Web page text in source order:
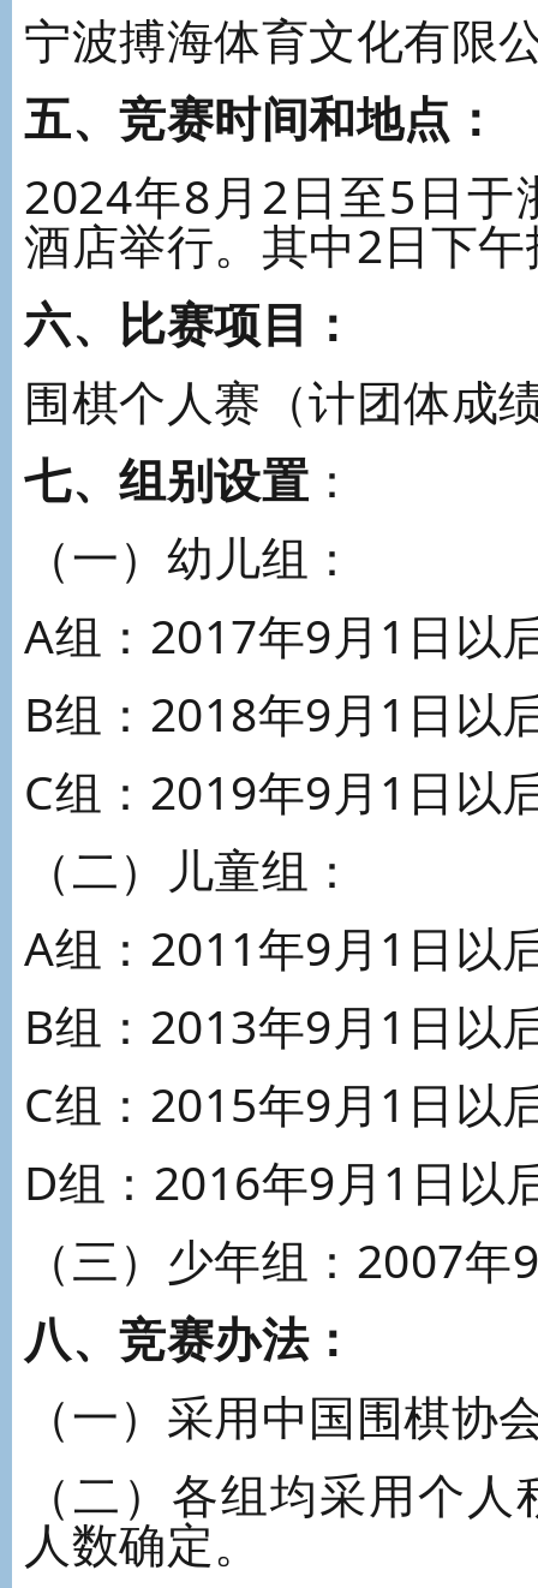
宁波搏海体育文化有限
五、竞赛时间和地点：
2024年8月2日至5日于
酒店举行。其中2日下
六、比赛项目：
围棋个人赛（计团体成
七、组别设置 ：
（一）幼儿组：
A组：2017年9月1日以
B组：2018年9月1日以
C组：2019年9月1日以
（二）儿童组：
A组：2011年9月1日以
B组：2013年9月1日以
C组：2015年9月1日以
D组：2016年9月1日以
（三）少年组：2007
八、竞赛办法：
（一）采用中国围棋
（二）各组均采用个
人数确定。